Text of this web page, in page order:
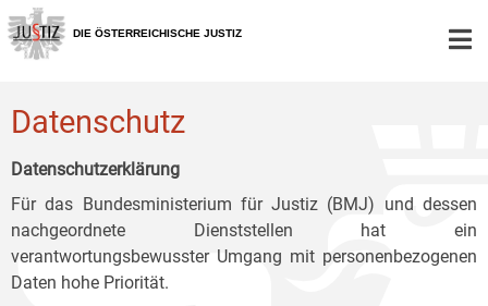
Zur
Hauptnavigation
[1]
Zum
Inhalt
[2]
Zum
Untermenü
[3]
DIE ÖSTERREICHISCHE JUSTIZ
Datenschutz
Datenschutzerklärung
Für das Bundesministerium für Justiz (BMJ) und dessen
nachgeordnete Dienststellen hat ein
verantwortungsbewusster Umgang mit personenbezogenen
Daten hohe Priorität.